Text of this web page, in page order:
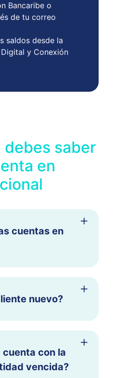
Bancaribe o
de tu correo
saldos desde la
y Conexión
debes saber
en
cuentas en
nuevo?
cuenta con la
vencida?